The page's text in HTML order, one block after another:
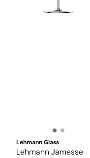
Lehmann Glass
Lehmann Jamesse